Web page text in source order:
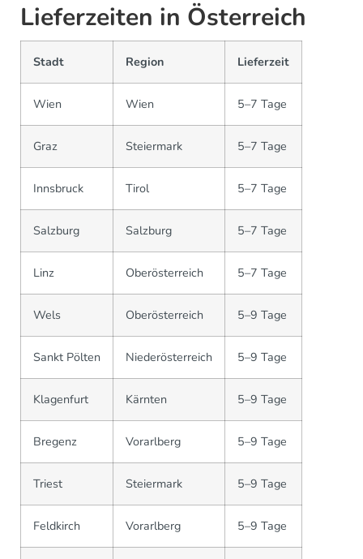
Lieferzeiten in Österreich
Stadt Region Lieferzeit
Wien Wien 5–7 Tage
Graz Steiermark 5–7 Tage
Innsbruck Tirol 5–7 Tage
Salzburg Salzburg 5–7 Tage
Linz Oberösterreich 5–7 Tage
Wels Oberösterreich 5–9 Tage
Sankt Pölten Niederösterreich 5–9 Tage
Klagenfurt Kärnten 5–9 Tage
Bregenz Vorarlberg 5–9 Tage
Triest Steiermark 5–9 Tage
Feldkirch Vorarlberg 5–9 Tage